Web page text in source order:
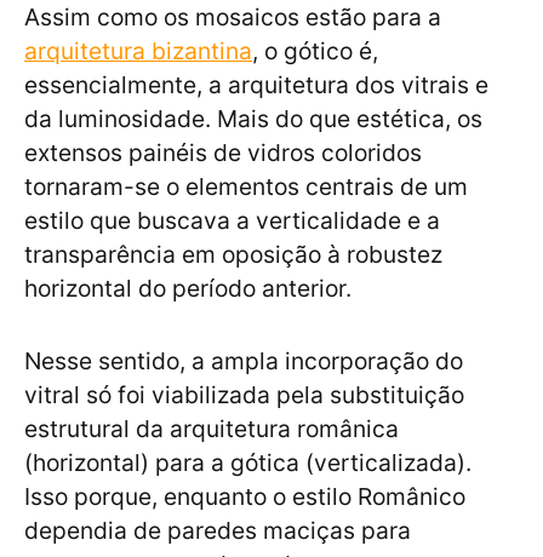
Assim como os mosaicos estão para a
arquitetura bizantina, o gótico é,
essencialmente, a arquitetura dos vitrais e
da luminosidade. Mais do que estética, os
extensos painéis de vidros coloridos
tornaram-se o elementos centrais de um
estilo que buscava a verticalidade e a
transparência em oposição à robustez
horizontal do período anterior.
Nesse sentido, a ampla incorporação do
vitral só foi viabilizada pela substituição
estrutural da arquitetura românica
(horizontal) para a gótica (verticalizada).
Isso porque, enquanto o estilo Românico
dependia de paredes maciças para